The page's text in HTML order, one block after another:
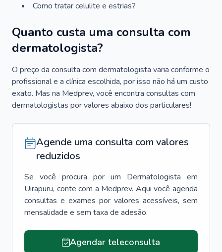
Como tratar celulite e estrias?
Quanto custa uma consulta com
dermatologista?
O preço da consulta com dermatologista varia conforme o
profissional e a clínica escolhida, por isso não há um custo
exato. Mas na Medprev, você encontra consultas com
dermatologistas por valores abaixo dos particulares!
Agende uma consulta com valores
reduzidos
Se você procura por um Dermatologista em
Uirapuru, conte com a Medprev. Aqui você agenda
consultas e exames por valores acessíveis, sem
mensalidade e sem taxa de adesão.
Agendar teleconsulta